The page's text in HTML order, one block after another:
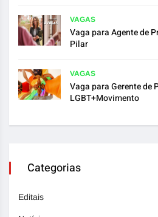
VAGAS
Vaga para Agente de
Pilar
VAGAS
Vaga para Gerente de
LGBT+Movimento
Categorias
Editais